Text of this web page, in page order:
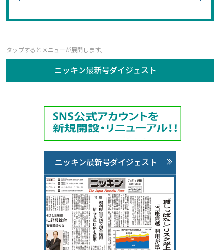
ニッキン最新号ダイジェスト
ニッキン最新号ダイジェスト